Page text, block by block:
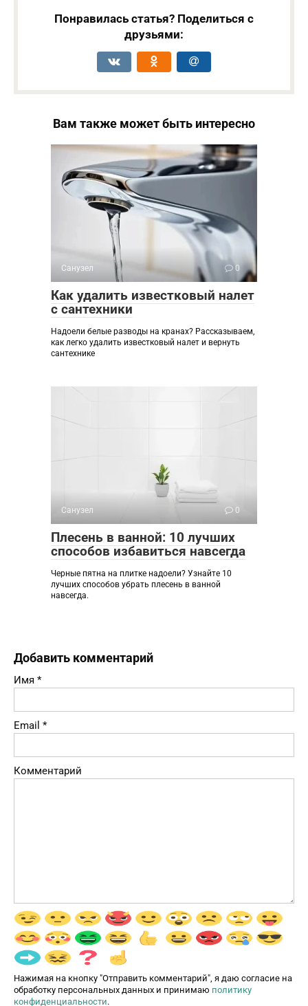
Понравилась статья? Поделиться с
друзьями:
Вам также может быть интересно
Санузел 0
Как удалить известковый налет
с сантехники
Надоели белые разводы на кранах? Рассказываем,
как легко удалить известковый налет и вернуть
сантехнике
Санузел 0
Плесень в ванной: 10 лучших
способов избавиться навсегда
Черные пятна на плитке надоели? Узнайте 10
лучших способов убрать плесень в ванной
навсегда.
Добавить комментарий
Имя *
Email *
Комментарий
Нажимая на кнопку "Отправить комментарий", я даю согласие на
обработку персональных данных и принимаю политику
конфиденциальности.